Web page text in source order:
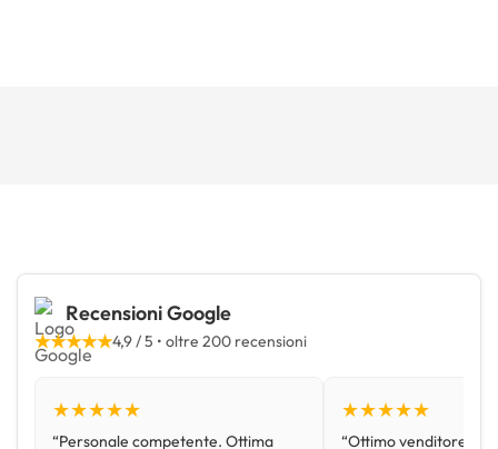
Recensioni Google
★★★★★4,9 / 5 • oltre 200 recensioni
★★★★★
“Personale competente. Ottima
★★★★★
“Ottimo venditore,